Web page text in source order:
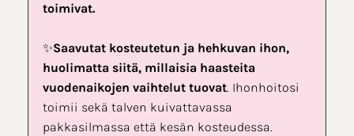
toimivat.
✨Saavutat kosteutetun ja hehkuvan ihon,
huolimatta siitä, millaisia haasteita
vuodenaikojen vaihtelut tuovat. Ihonhoitosi
toimii sekä talven kuivattavassa
pakkasilmassa että kesän kosteudessa.